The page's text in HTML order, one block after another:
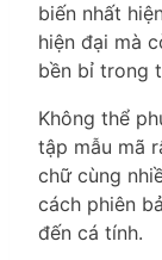
biến nhất
hiện đại mà
bền bỉ trong
Không thể
tập mẫu mã
chữ cùng
cách phiên
đến cá tính.